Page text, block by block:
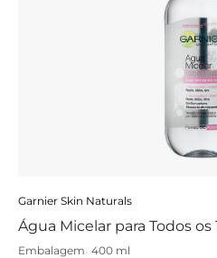
Garnier Skin Naturals
Água Micelar para Todos
Embalagem 400 ml